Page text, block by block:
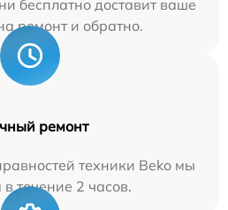
бесплатно доставит ваше
ремонт и обратно.
ремонт
техники Beko мы
течение 2 часов.